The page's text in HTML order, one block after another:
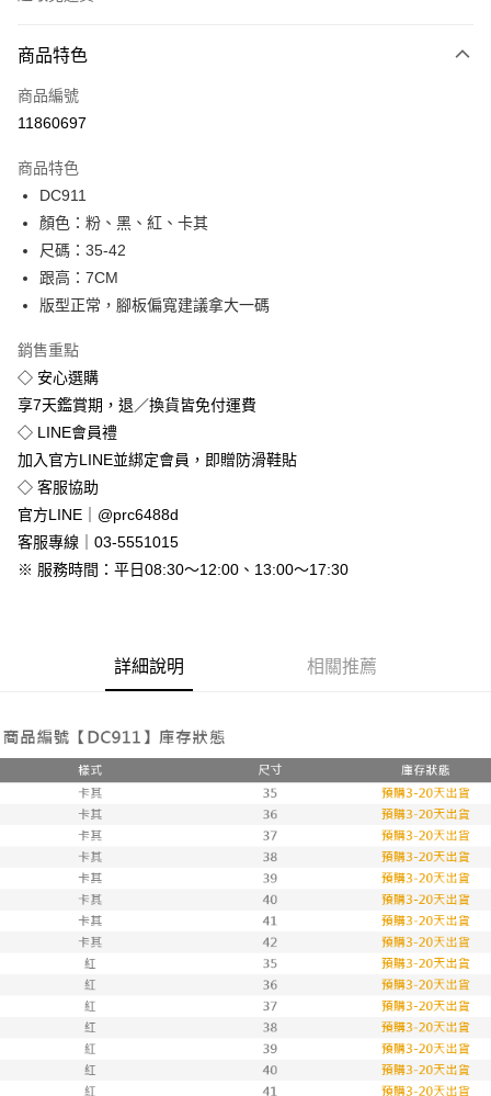
信用卡一次付款
超商取貨付款
Apple Pay
街口支付
悠遊付
Google Pay
全盈+PAY
運送方式
全家付款取貨
免運費
付款後全家取貨
免運費
7-11付款取貨
離島郵局配送
每筆NT$90，滿NT$999(含以上)免運費
【宇迅國際】限一般住址，不支援智能櫃 查看運費
商品特色
商品編號
11860697
商品特色
DC911
顏色：粉、黑、紅、卡其
尺碼：35-42
跟高：7CM
版型正常，腳板偏寬建議拿大一碼
銷售重點
◇ 安心選購
享7天鑑賞期，退／換貨皆免付運費
◇ LINE會員禮
加入官方LINE並綁定會員，即贈防滑鞋貼
◇ 客服協助
官方LINE｜@prc6488d
客服專線｜03-5551015
※ 服務時間：平日08:30～12:00、13:00～17:30
詳細說明 相關推薦